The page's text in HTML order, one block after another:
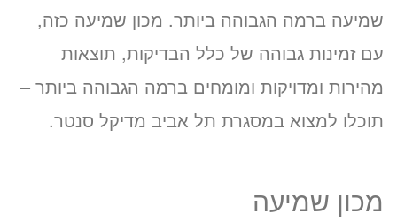
שמיעה ברמה הגבוהה ביותר. מכון שמיעה כזה,
עם זמינות גבוהה של כלל הבדיקות, תוצאות
מהירות ומדויקות ומומחים ברמה הגבוהה ביותר –
תוכלו למצוא במסגרת תל אביב מדיקל סנטר.
מכון שמיעה